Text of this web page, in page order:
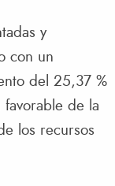
y
con un
del 25,37 %
favorable de la
los recursos